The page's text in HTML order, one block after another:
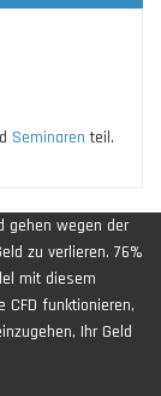
Seminaren teil.
gehen wegen der
zu verlieren. 76%
mit diesem
CFD funktionieren,
Ihr Geld